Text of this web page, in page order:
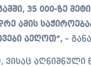
35 000-ზე
ამის
აეღოთ”, –
ვისაც